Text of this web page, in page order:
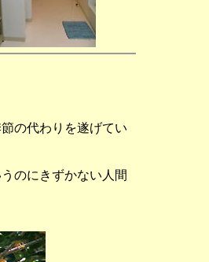
の代わりを遂げてい
のにきずかない人間